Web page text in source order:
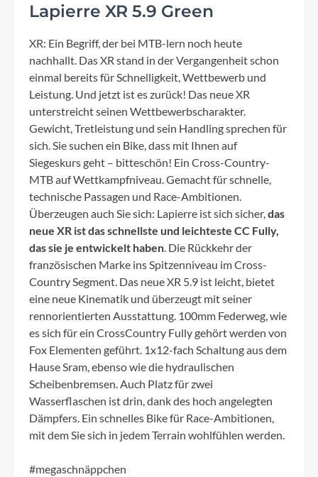
Lapierre XR 5.9 Green
XR: Ein Begriff, der bei MTB-lern noch heute
nachhallt. Das XR stand in der Vergangenheit schon
einmal bereits für Schnelligkeit, Wettbewerb und
Leistung. Und jetzt ist es zurück! Das neue XR
unterstreicht seinen Wettbewerbscharakter.
Gewicht, Tretleistung und sein Handling sprechen für
sich. Sie suchen ein Bike, dass mit Ihnen auf
Siegeskurs geht – bitteschön! Ein Cross-Country-
MTB auf Wettkampfniveau. Gemacht für schnelle,
technische Passagen und Race-Ambitionen.
Überzeugen auch Sie sich: Lapierre ist sich sicher,das
neue XR ist das schnellste und leichteste CC Fully,
das sie je entwickelt haben. Die Rückkehr der
französischen Marke ins Spitzenniveau im Cross-
Country Segment. Das neue XR 5.9 ist leicht, bietet
eine neue Kinematik und überzeugt mit seiner
rennorientierten Ausstattung. 100mm Federweg, wie
es sich für ein CrossCountry Fully gehört werden von
Fox Elementen geführt. 1x12-fach Schaltung aus dem
Hause Sram, ebenso wie die hydraulischen
Scheibenbremsen. Auch Platz für zwei
Wasserflaschen ist drin, dank des hoch angelegten
Dämpfers. Ein schnelles Bike für Race-Ambitionen,
mit dem Sie sich in jedem Terrain wohlfühlen werden.
#megaschnäppchen